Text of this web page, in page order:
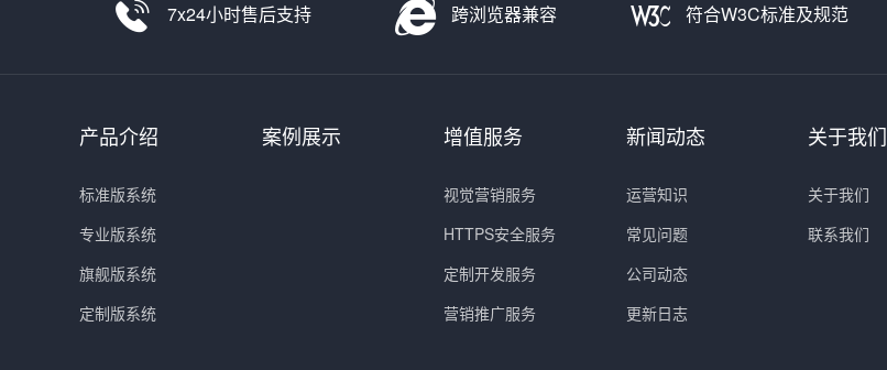
7x24小时售后支持 跨浏览器兼容 符合W3C标准及规范
产品介绍
标准版系统
专业版系统
旗舰版系统
定制版系统
案例展示 增值服务
视觉营销服务
HTTPS安全服务
定制开发服务
营销推广服务
新闻动态
运营知识
常见问题
公司动态
更新日志
关于我们
关于我们
联系我们